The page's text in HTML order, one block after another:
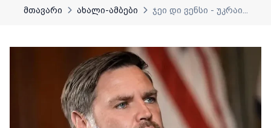
მთავარი ახალი-ამბები ჯეი დი ვენსი - უკრაი...